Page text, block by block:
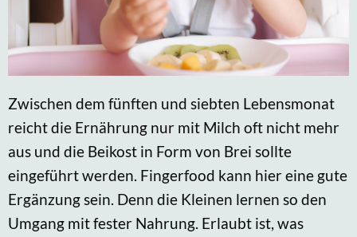
Zwischen dem fünften und siebten Lebensmonat
reicht die Ernährung nur mit Milch oft nicht mehr
aus und die Beikost in Form von Brei sollte
eingeführt werden. Fingerfood kann hier eine gute
Ergänzung sein. Denn die Kleinen lernen so den
Umgang mit fester Nahrung. Erlaubt ist, was